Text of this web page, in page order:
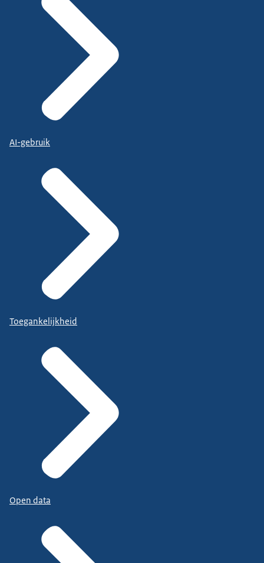
AI-gebruik
Toegankelijkheid
Open data